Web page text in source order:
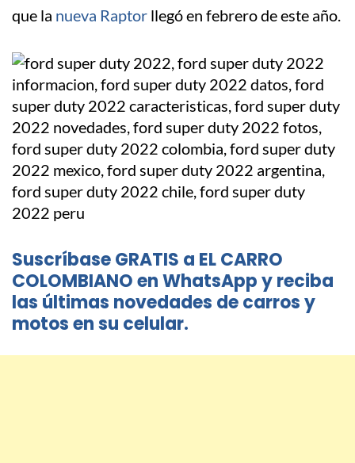
que la nueva Raptor llegó en febrero de este año.
Suscríbase GRATIS a EL CARRO
COLOMBIANO en WhatsApp y reciba
las últimas novedades de carros y
motos en su celular.